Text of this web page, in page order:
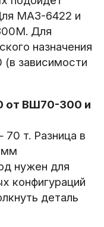
МАЗ-6422 и
Для
назначения
зависимости
от ВШ70-300 и
т. Разница в
мм
нужен для
конфигураций
деталь